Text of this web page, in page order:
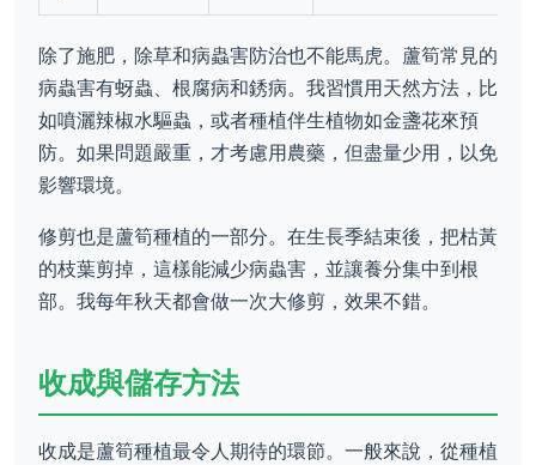
除了施肥，除草和病蟲害防治也不能馬虎。蘆筍常見的
病蟲害有蚜蟲、根腐病和銹病。我習慣用天然方法，比
如噴灑辣椒水驅蟲，或者種植伴生植物如金盞花來預
防。如果問題嚴重，才考慮用農藥，但盡量少用，以免
影響環境。
修剪也是蘆筍種植的一部分。在生長季結束後，把枯黃
的枝葉剪掉，這樣能減少病蟲害，並讓養分集中到根
部。我每年秋天都會做一次大修剪，效果不錯。
收成與儲存方法
收成是蘆筍種植最令人期待的環節。一般來說，從種植